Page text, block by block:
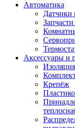
Автоматика
Датчики
Аксессуары и
Изоляция
Крепёж